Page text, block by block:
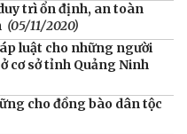
trì ổn định, an toàn
(05/11/2020)
luật cho những người
cơ sở tỉnh Quảng Ninh
cho đồng bào dân tộc